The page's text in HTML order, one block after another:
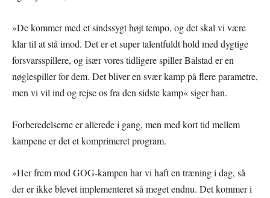
»De kommer med et sindssygt højt tempo, og det skal vi være
klar til at stå imod. Det er et super talentfuldt hold med dygtige
forsvarsspillere, og især vores tidligere spiller Balstad er en
nøglespiller for dem. Det bliver en svær kamp på flere parametre,
men vi vil ind og rejse os fra den sidste kamp« siger han.
Forberedelserne er allerede i gang, men med kort tid mellem
kampene er det et komprimeret program.
»Her frem mod GOG-kampen har vi haft en træning i dag, så
der er ikke blevet implementeret så meget endnu. Det kommer i